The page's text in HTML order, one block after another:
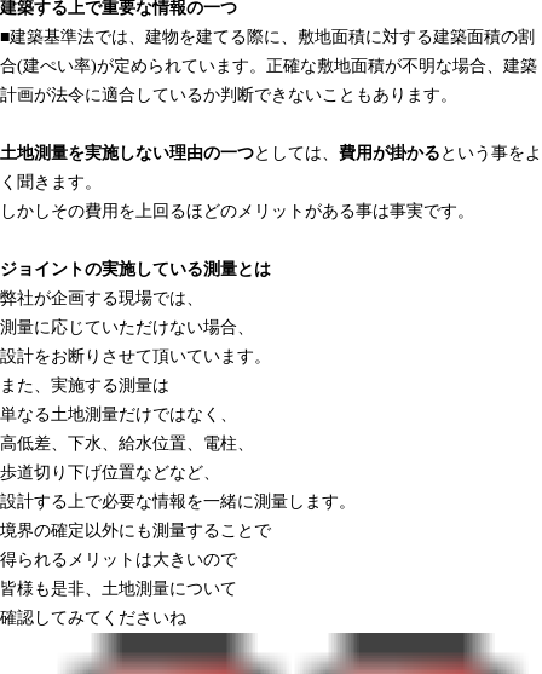
建築する上で重要な情報の一つ
■建築基準法では、建物を建てる際に、敷地面積に対する建築面積の割
合(建ぺい率)が定められています。正確な敷地面積が不明な場合、建築
計画が法令に適合しているか判断できないこともあります。
土地測量を実施しない理由の一つとしては、 費用が掛かる という事をよ
く聞きます。
しかしその費用を上回るほどのメリットがある事は事実です。
ジョイントの実施している測量とは
弊社が企画する現場では、
測量に応じていただけない場合、
設計をお断りさせて頂いています。
また、実施する測量は
単なる土地測量だけではなく、
高低差、下水、給水位置、電柱、
歩道切り下げ位置などなど、
設計する上で必要な情報を一緒に測量します。
境界の確定以外にも測量することで
得られるメリットは大きいので
皆様も是非、土地測量について
確認してみてくださいね